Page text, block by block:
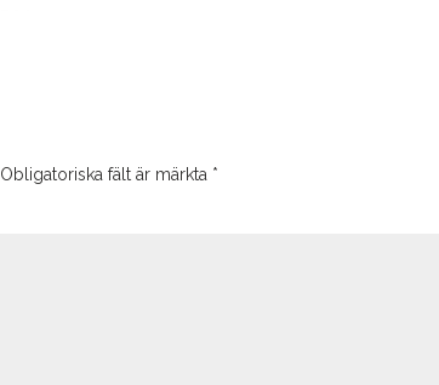
Obligatoriska fält är märkta *